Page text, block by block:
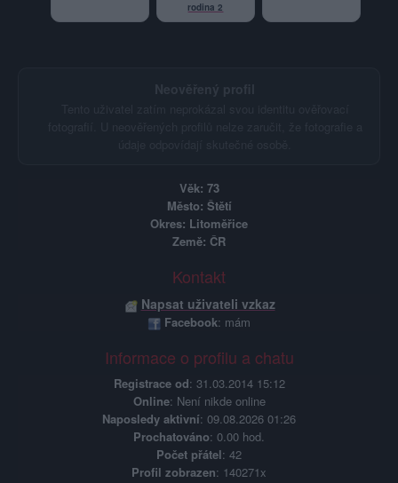
rodina 2
Věk: 73
Město: Štětí
Okres: Litoměřice
Země: ČR
Kontakt
Napsat uživateli vzkaz
Facebook: mám
Informace o profilu a chatu
Registrace od: 31.03.2014 15:12
Online: Není nikde online
Naposledy aktivní: 09.08.2026 01:26
Prochatováno: 0.00 hod.
Počet přátel: 42
Profil zobrazen: 140271x